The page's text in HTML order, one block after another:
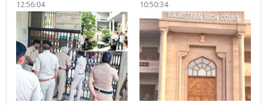
12:56:04
10:50:34